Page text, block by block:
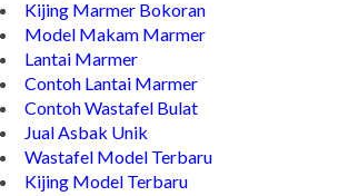
Kijing Makam
Kijing Marmer Bokoran
Model Makam Marmer
Lantai Marmer
Contoh Lantai Marmer
Contoh Wastafel Bulat
Jual Asbak Unik
Wastafel Model Terbaru